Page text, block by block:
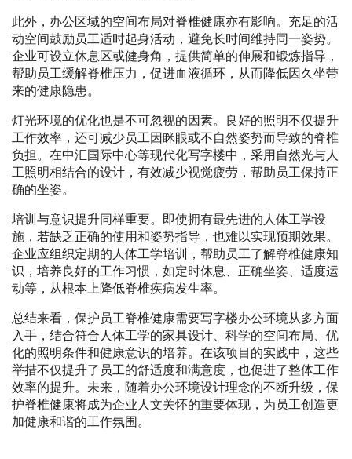
此外，办公区域的空间布局对脊椎健康亦有影响。充足的活
动空间鼓励员工适时起身活动，避免长时间维持同一姿势。
企业可设立休息区或健身角，提供简单的伸展和锻炼指导，
帮助员工缓解脊椎压力，促进血液循环，从而降低因久坐带
来的健康隐患。
灯光环境的优化也是不可忽视的因素。良好的照明不仅提升
工作效率，还可减少员工因眯眼或不自然姿势而导致的脊椎
负担。在中汇国际中心等现代化写字楼中，采用自然光与人
工照明相结合的设计，有效减少视觉疲劳，帮助员工保持正
确的坐姿。
培训与意识提升同样重要。即使拥有最先进的人体工学设
施，若缺乏正确的使用和姿势指导，也难以实现预期效果。
企业应组织定期的人体工学培训，帮助员工了解脊椎健康知
识，培养良好的工作习惯，如定时休息、正确坐姿、适度运
动等，从根本上降低脊椎疾病发生率。
总结来看，保护员工脊椎健康需要写字楼办公环境从多方面
入手，结合符合人体工学的家具设计、科学的空间布局、优
化的照明条件和健康意识的培养。在该项目的实践中，这些
举措不仅提升了员工的舒适度和满意度，也促进了整体工作
效率的提升。未来，随着办公环境设计理念的不断升级，保
护脊椎健康将成为企业人文关怀的重要体现，为员工创造更
加健康和谐的工作氛围。